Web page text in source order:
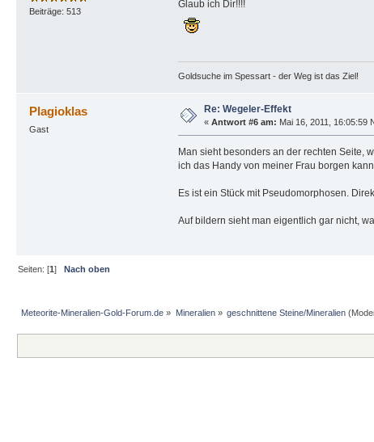
Beiträge: 513
Glaub ich Dir!!!!
Goldsuche im Spessart - der Weg ist das Ziel!
Plagioklas
Gast
Re: Wegeler-Effekt
« Antwort #6 am: Mai 16, 2011, 16:05:59
Man sieht besonders an der rechten Seite,
ich das Handy von meiner Frau borgen
Es ist ein Stück mit Pseudomorphosen.
Auf bildern sieht man eigentlich gar nicht,
Seiten: [1]
Nach oben
Meteorite-Mineralien-Gold-Forum.de » Mineralien» geschnittene Steine/Mineralien